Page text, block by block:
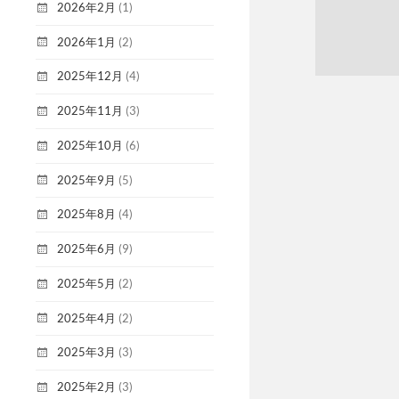
2026年2月 (1)
2026年1月 (2)
2025年12月 (4)
2025年11月 (3)
2025年10月 (6)
2025年9月 (5)
2025年8月 (4)
2025年6月 (9)
2025年5月 (2)
2025年4月 (2)
2025年3月 (3)
2025年2月 (3)